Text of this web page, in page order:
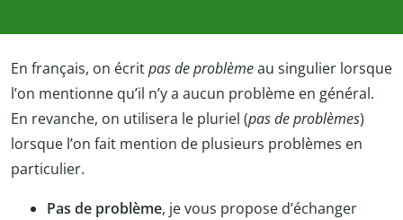
En français, on écritpas de problèmeau singulier lorsque
l’on mentionne qu’il n’y a aucun problème en général.
En revanche, on utilisera le pluriel (pas de problèmes)
lorsque l’on fait mention de plusieurs problèmes en
particulier.
Pas de problème, je vous propose d’échanger